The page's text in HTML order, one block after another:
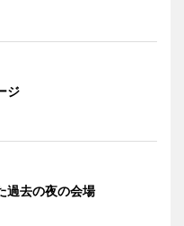
ジ
過去の夜の会場